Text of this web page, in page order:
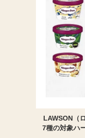
LAWSON（
7種の対象ハ